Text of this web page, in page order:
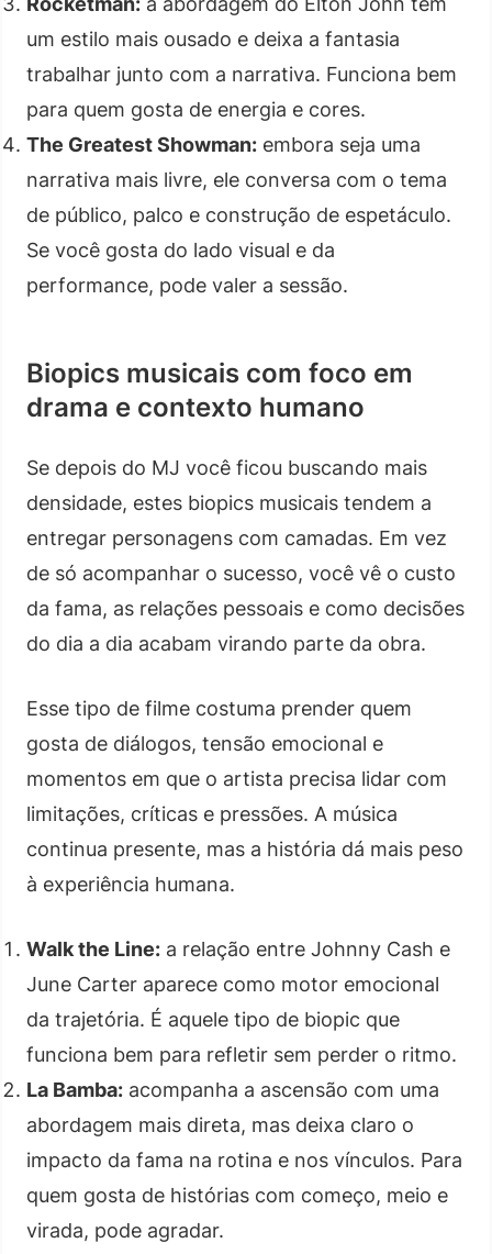
um estilo mais ousado e deixa a fantasia
trabalhar junto com a narrativa. Funciona bem
para quem gosta de energia e cores.
The Greatest Showman: embora seja uma
narrativa mais livre, ele conversa com o tema
de público, palco e construção de espetáculo.
Se você gosta do lado visual e da
performance, pode valer a sessão.
Biopics musicais com foco em
drama e contexto humano
Se depois do MJ você ficou buscando mais
densidade, estes biopics musicais tendem a
entregar personagens com camadas. Em vez
de só acompanhar o sucesso, você vê o custo
da fama, as relações pessoais e como decisões
do dia a dia acabam virando parte da obra.
Esse tipo de filme costuma prender quem
gosta de diálogos, tensão emocional e
momentos em que o artista precisa lidar com
limitações, críticas e pressões. A música
continua presente, mas a história dá mais peso
à experiência humana.
Walk the Line: a relação entre Johnny Cash e
June Carter aparece como motor emocional
da trajetória. É aquele tipo de biopic que
funciona bem para refletir sem perder o ritmo.
La Bamba: acompanha a ascensão com uma
abordagem mais direta, mas deixa claro o
impacto da fama na rotina e nos vínculos. Para
quem gosta de histórias com começo, meio e
virada, pode agradar.